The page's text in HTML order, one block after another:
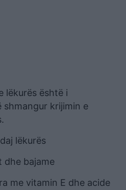
lëkurës është i
shmangur krijimin e
lëkurës
dhe bajame
me vitamin E dhe acide